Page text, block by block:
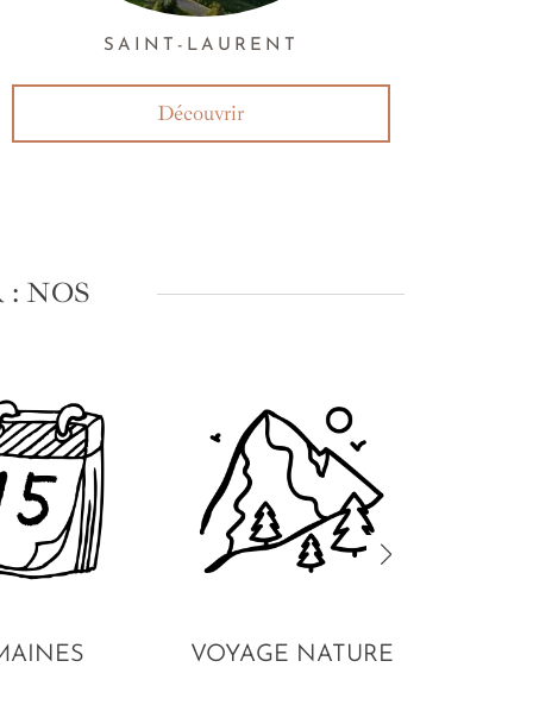
SAINT-LAURENT
Découvrir
NOS
VOYAGE NATURE